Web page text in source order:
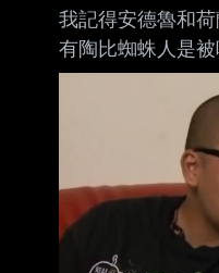
我記得安德魯和
有陶比蜘蛛人是
體噴蛛絲 無家日
這集莫名其妙跑
變異之類的 吃書
有演到荷蘭弟被